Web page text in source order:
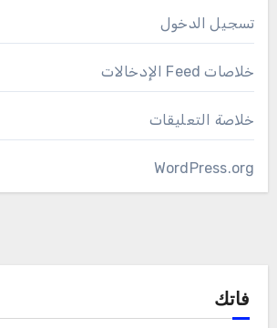
تسجيل الدخول
خلاصات Feed الإدخالات
خلاصة التعليقات
WordPress.org
فاتك